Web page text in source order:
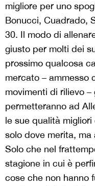
migliore per uno
Bonucci, Cuadrado,
30. Il modo di
giusto per molti dei
prossimo qualcosa
mercato – ammesso
movimenti di rilievo
permetteranno ad
le sue qualità
solo dove merita, ma
Solo che nel
stagione in cui è
cose che non hanno